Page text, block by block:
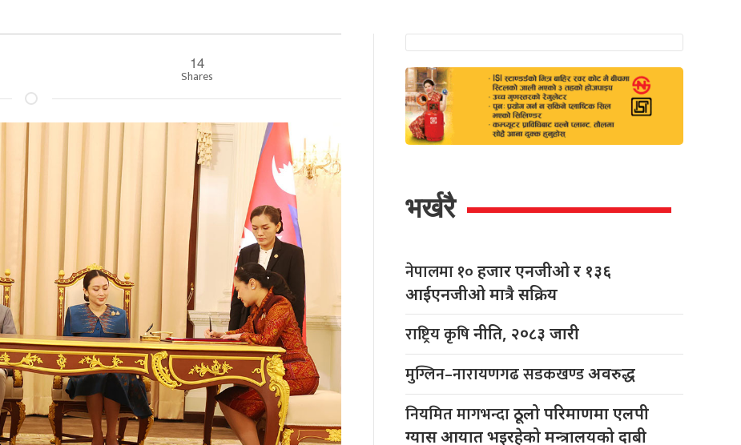
14
Shares
भर्खरै
नेपालमा १०हजार एनजीओ र १३६
आईएनजीओ मात्रै सक्रिय
राष्ट्रिय कृषिनीति, २०८३ जारी
मुग्लिन–नारायणगढ सडकखण्डअवरुद्ध
नियमित मागभन्दाठूलो परिमाणमा एलपी
ग्यास आयात भइरहेको मन्त्रालयको दाबी